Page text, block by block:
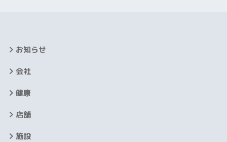
お知らせ
会社
健康
店舗
施設